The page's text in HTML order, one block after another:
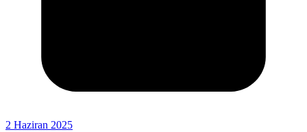
2 Haziran 2025